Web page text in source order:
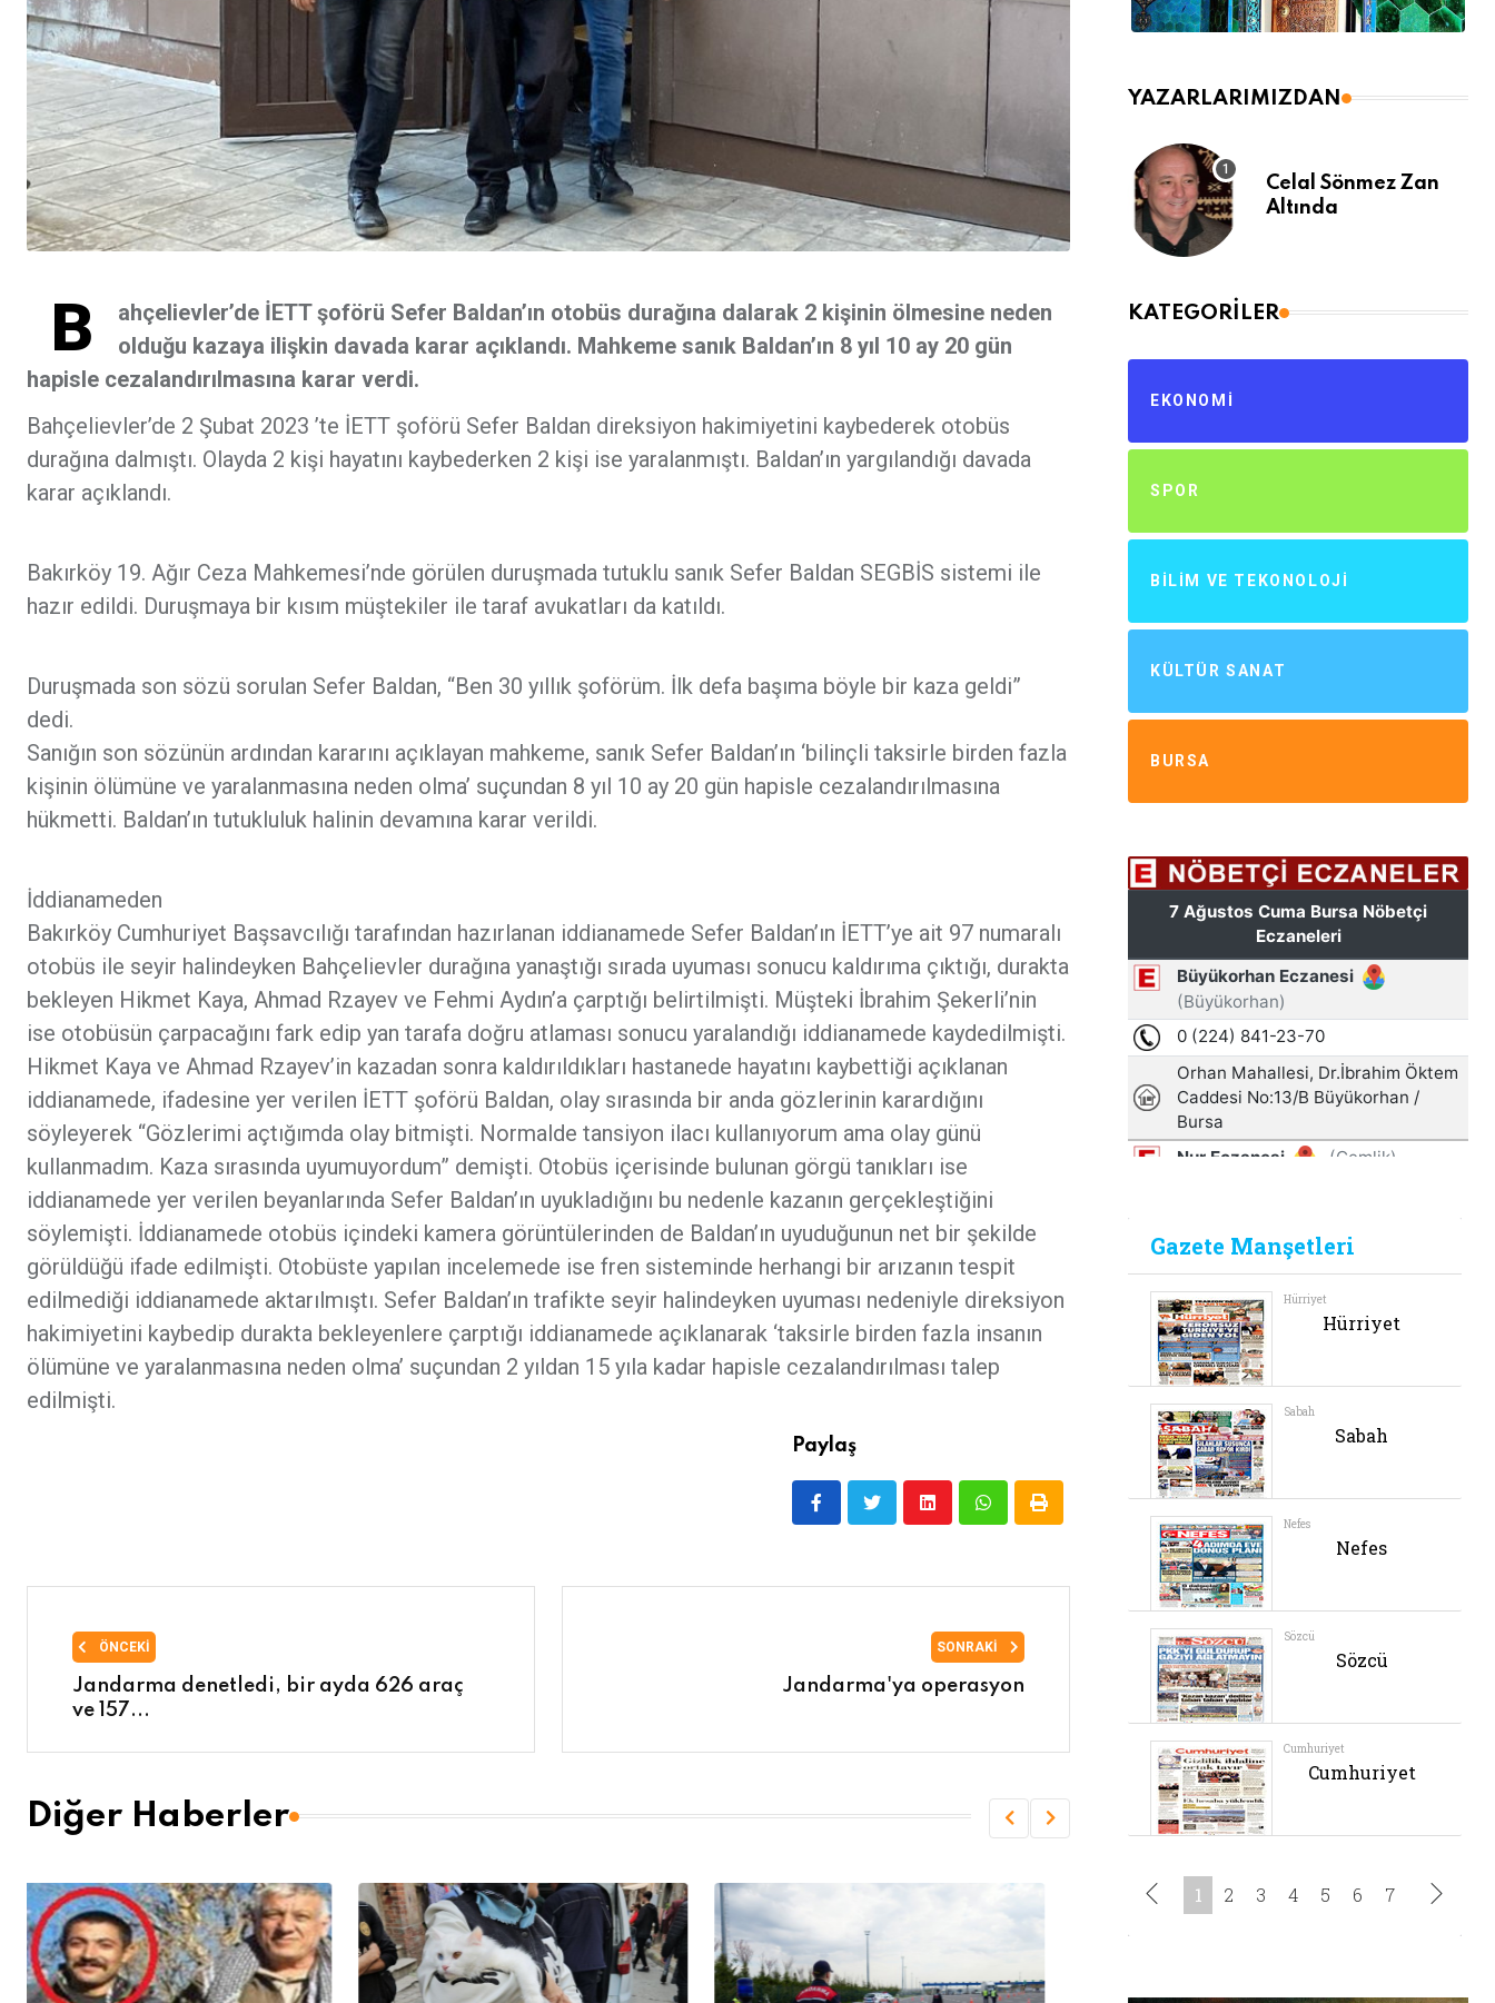
B
ahçelievler’de İETT şoförü Sefer Baldan’ın otobüs durağına dalarak 2 kişinin ölmesine neden
olduğu kazaya ilişkin davada karar açıklandı. Mahkeme sanık Baldan’ın 8 yıl 10 ay 20 gün
hapisle cezalandırılmasına karar verdi.
Bahçelievler’de 2 Şubat 2023 ’te İETT şoförü Sefer Baldan direksiyon hakimiyetini kaybederek otobüs
durağına dalmıştı. Olayda 2 kişi hayatını kaybederken 2 kişi ise yaralanmıştı. Baldan’ın yargılandığı davada
karar açıklandı.
Bakırköy 19. Ağır Ceza Mahkemesi’nde görülen duruşmada tutuklu sanık Sefer Baldan SEGBİS sistemi ile
hazır edildi. Duruşmaya bir kısım müştekiler ile taraf avukatları da katıldı.
Duruşmada son sözü sorulan Sefer Baldan, “Ben 30 yıllık şoförüm. İlk defa başıma böyle bir kaza geldi”
dedi.
Sanığın son sözünün ardından kararını açıklayan mahkeme, sanık Sefer Baldan’ın ‘bilinçli taksirle birden fazla
kişinin ölümüne ve yaralanmasına neden olma’ suçundan 8 yıl 10 ay 20 gün hapisle cezalandırılmasına
hükmetti. Baldan’ın tutukluluk halinin devamına karar verildi.
İddianameden
Bakırköy Cumhuriyet Başsavcılığı tarafından hazırlanan iddianamede Sefer Baldan’ın İETT’ye ait 97 numaralı
otobüs ile seyir halindeyken Bahçelievler durağına yanaştığı sırada uyuması sonucu kaldırıma çıktığı, durakta
bekleyen Hikmet Kaya, Ahmad Rzayev ve Fehmi Aydın’a çarptığı belirtilmişti. Müşteki İbrahim Şekerli’nin
ise otobüsün çarpacağını fark edip yan tarafa doğru atlaması sonucu yaralandığı iddianamede kaydedilmişti.
Hikmet Kaya ve Ahmad Rzayev’in kazadan sonra kaldırıldıkları hastanede hayatını kaybettiği açıklanan
iddianamede, ifadesine yer verilen İETT şoförü Baldan, olay sırasında bir anda gözlerinin karardığını
söyleyerek “Gözlerimi açtığımda olay bitmişti. Normalde tansiyon ilacı kullanıyorum ama olay günü
kullanmadım. Kaza sırasında uyumuyordum” demişti. Otobüs içerisinde bulunan görgü tanıkları ise
iddianamede yer verilen beyanlarında Sefer Baldan’ın uyukladığını bu nedenle kazanın gerçekleştiğini
söylemişti. İddianamede otobüs içindeki kamera görüntülerinden de Baldan’ın uyuduğunun net bir şekilde
görüldüğü ifade edilmişti. Otobüste yapılan incelemede ise fren sisteminde herhangi bir arızanın tespit
edilmediği iddianamede aktarılmıştı. Sefer Baldan’ın trafikte seyir halindeyken uyuması nedeniyle direksiyon
hakimiyetini kaybedip durakta bekleyenlere çarptığı iddianamede açıklanarak ‘taksirle birden fazla insanın
ölümüne ve yaralanmasına neden olma’ suçundan 2 yıldan 15 yıla kadar hapisle cezalandırılması talep
edilmişti.
Paylaş
ÖNCEKI
Jandarma denetledi, bir ayda 626 araç
ve 157...
SONRAKI
Jandarma'ya operasyon
Diğer Haberler
YAZARLARIMIZDAN
Celal Sönmez Zan
Altında
KATEGORILER
EKONOMI
SPOR
BILIM VE TEKONOLOJI
KÜLTÜR SANAT
BURSA